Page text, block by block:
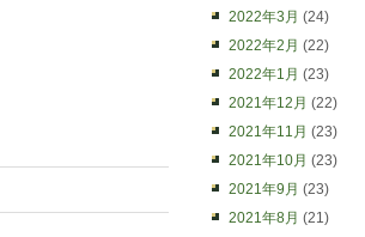
2022年3月 (24)
2022年2月 (22)
2022年1月 (23)
2021年12月 (22)
2021年11月 (23)
2021年10月 (23)
2021年9月 (23)
2021年8月 (21)